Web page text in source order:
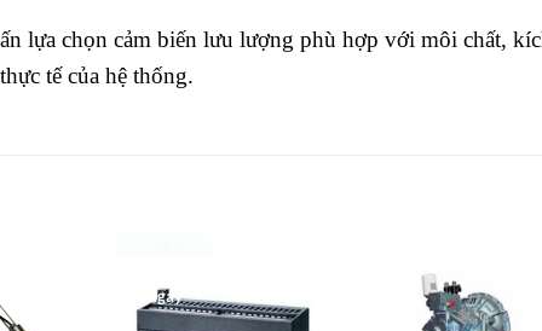
lựa chọn cảm biến lưu lượng phù hợp với môi chất,
tế của hệ thống.
Giao Ngay Giao Ngay